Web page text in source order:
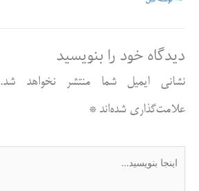
دیدگاه‌ خود را بنویسید
نشانی ایمیل شما منتشر نخواهد شد.
علامت‌گذاری شده‌اند*